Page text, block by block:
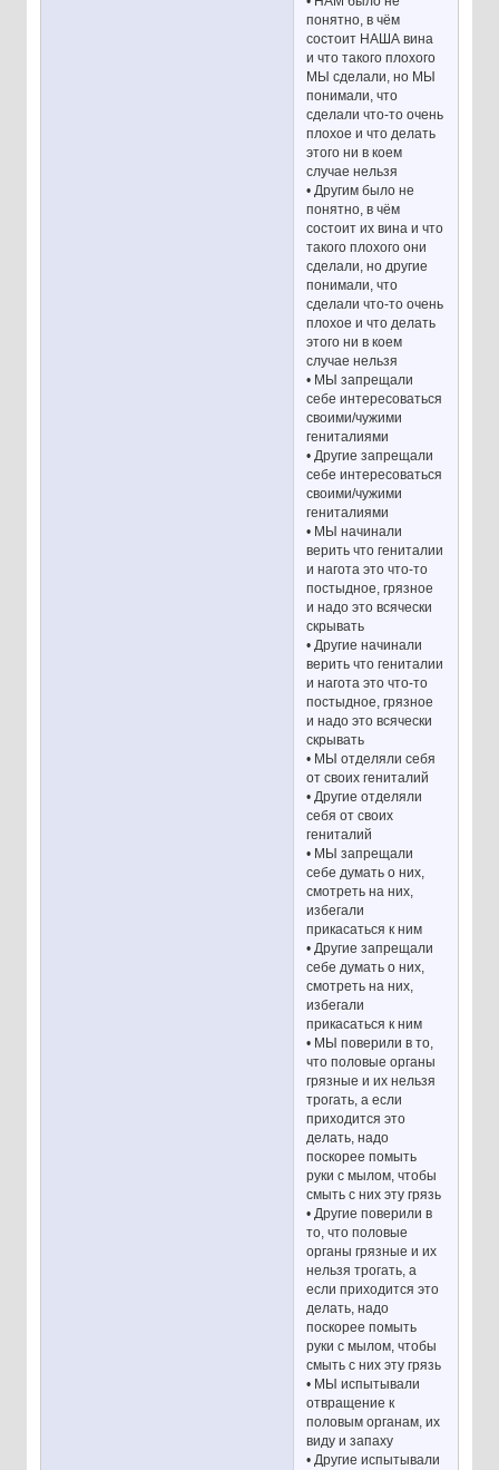
понятно, в чём
состоит НАША вина
и что такого плохого
МЫ сделали, но МЫ
понимали, что
сделали что-то очень
плохое и что делать
этого ни в коем
случае нельзя
• Другим было не
понятно, в чём
состоит их вина и что
такого плохого они
сделали, но другие
понимали, что
сделали что-то очень
плохое и что делать
этого ни в коем
случае нельзя
• МЫ запрещали
себе интересоваться
своими/чужими
гениталиями
• Другие запрещали
себе интересоваться
своими/чужими
гениталиями
• МЫ начинали
верить что гениталии
и нагота это что-то
постыдное, грязное
и надо это всячески
скрывать
• Другие начинали
верить что гениталии
и нагота это что-то
постыдное, грязное
и надо это всячески
скрывать
• МЫ отделяли себя
от своих гениталий
• Другие отделяли
себя от своих
гениталий
• МЫ запрещали
себе думать о них,
смотреть на них,
избегали
прикасаться к ним
• Другие запрещали
себе думать о них,
смотреть на них,
избегали
прикасаться к ним
• МЫ поверили в то,
что половые органы
грязные и их нельзя
трогать, а если
приходится это
делать, надо
поскорее помыть
руки с мылом, чтобы
смыть с них эту грязь
• Другие поверили в
то, что половые
органы грязные и их
нельзя трогать, а
если приходится это
делать, надо
поскорее помыть
руки с мылом, чтобы
смыть с них эту грязь
• МЫ испытывали
отвращение к
половым органам, их
виду и запаху
• Другие испытывали